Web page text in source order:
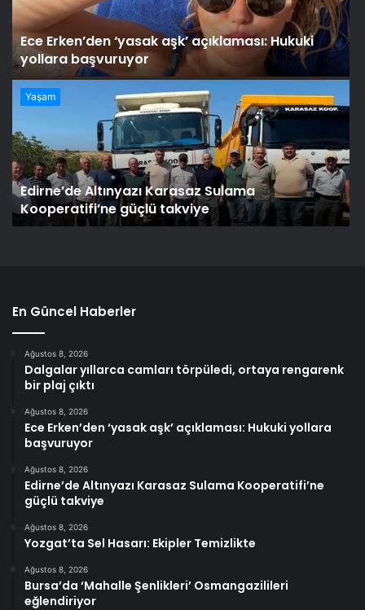
Ece Erken’den ‘yasak aşk’ açıklaması: Hukuki
yollara başvuruyor
Yaşam
Edirne’de Altınyazı Karasaz Sulama
Kooperatifi’ne güçlü takviye
En Güncel Haberler
Ağustos 8, 2026
Dalgalar yıllarca camları törpüledi, ortaya rengarenk
bir plaj çıktı
Ağustos 8, 2026
Ece Erken’den ‘yasak aşk’ açıklaması: Hukuki yollara
başvuruyor
Ağustos 8, 2026
Edirne’de Altınyazı Karasaz Sulama Kooperatifi’ne
güçlü takviye
Ağustos 8, 2026
Yozgat’ta Sel Hasarı: Ekipler Temizlikte
Ağustos 8, 2026
Bursa’da ‘Mahalle Şenlikleri’ Osmangazilileri
eğlendiriyor